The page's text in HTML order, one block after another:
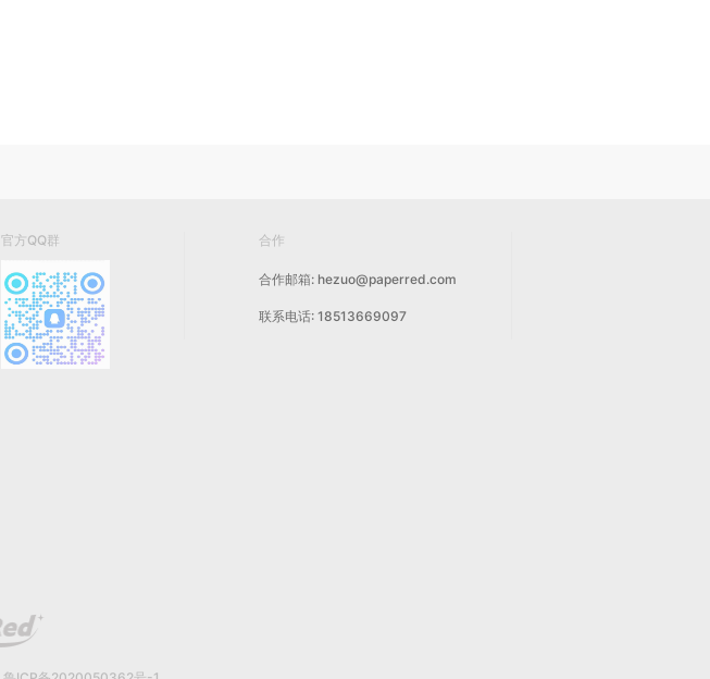
官方QQ群 合作
合作邮箱: hezuo@paperred.com
联系电话: 18513669097